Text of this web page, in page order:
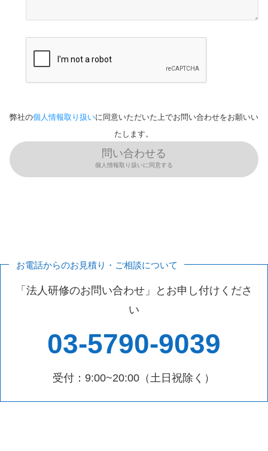
弊社の個人情報取り扱いに同意いただいた上でお問い合わせをお願いい
たします。
問い合わせる
個人情報取り扱いに同意する
お電話からのお見積り・ご相談について
「法人研修のお問い合わせ」とお申し付けくださ
い
03-5790-9039
受付：9:00~20:00（土日祝除く）